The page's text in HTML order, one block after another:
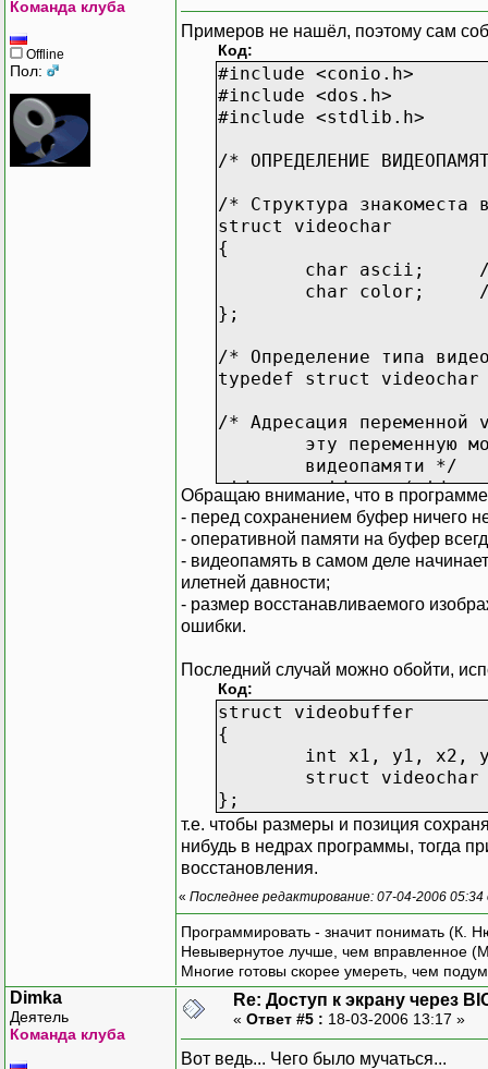
Команда клуба
Offline
Пол:
Примеров не нашёл, поэтому сам
Код:
#include <conio.h>
#include <dos.h>
#include <stdlib.h>
/* ОПРЕДЕЛЕНИЕ
/* Структура знакоместа
struct videochar
{
char ascii;
char color;
};
/* Определение типа
typedef struct videochar
/* Адресация переменной
эту переменную
видеопамяти */
videomem video =
/* ФУНКЦИИ РАБОТЫ С
/* Получает указатель на
в позиции x, y
videomem
/* Перемещаем
раз по
/* Затем
return video +
/* Сохранение куска
void save_video(int
struct
{
int x, y;
struct
/* Определяем,
size_t bufsize
/* Выделяем
/* Чтобы не
Обращаю внимание, что в программе
- перед сохранением буфер ничего
- оперативной памяти на буфер
- видеопамять в самом деле
илетней давности;
- размер восстанавливаемого
ошибки.
Последний случай можно обойти,
Код:
struct videobuffer
{
int x1, y1, x2,
struct
};
т.е. чтобы размеры и позиция
нибудь в недрах программы, тогда
восстановления.
« Последнее редактирование: 07-04-2006
Программировать - значит понимать (К.
Невывернутое лучше, чем вправленное
Многие готовы скорее умереть, чем
Dimka
Деятель
Команда клуба
Re: Доступ к экрану через
« Ответ #5 : 18-03-2006 13:17 »
Вот ведь... Чего было мучаться...